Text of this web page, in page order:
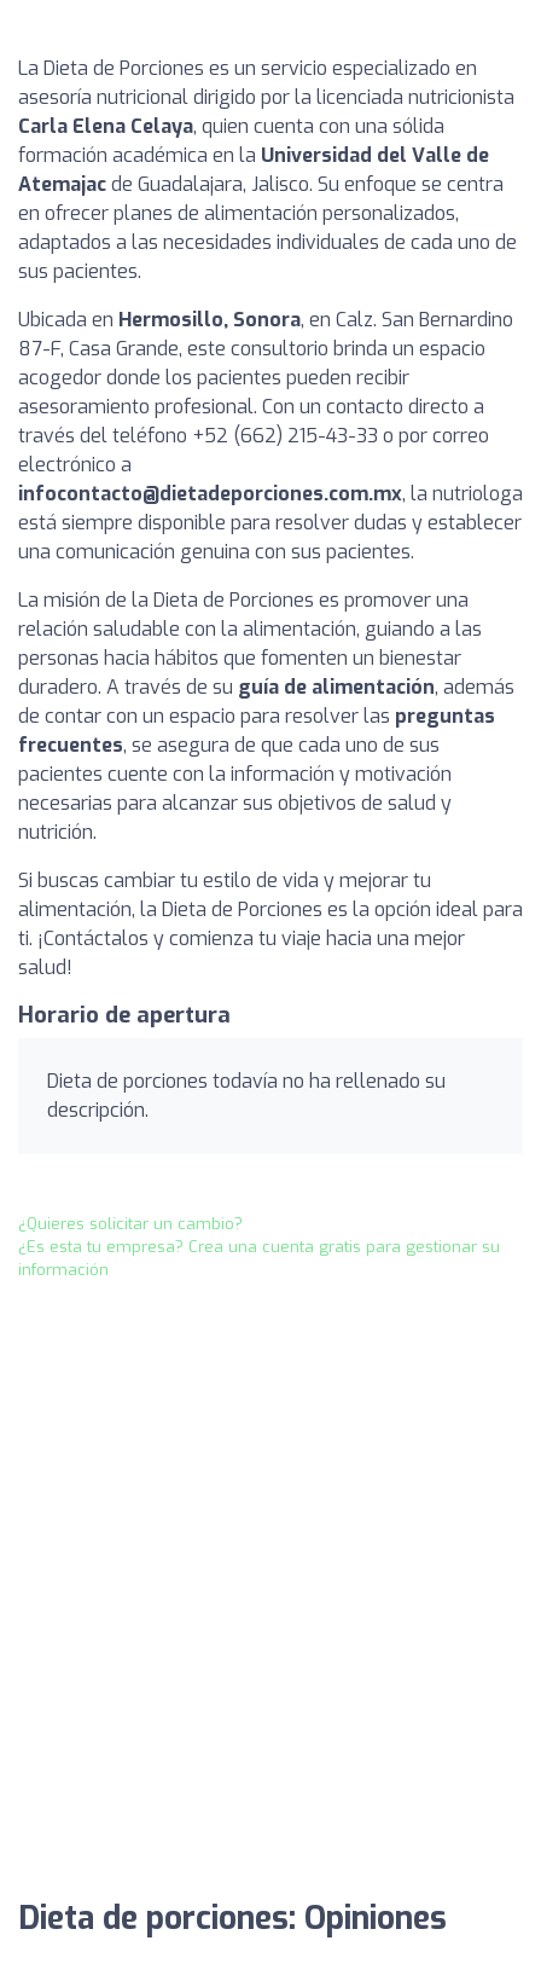
La Dieta de Porciones es un servicio especializado en
asesoría nutricional dirigido por la licenciada nutricionista
Carla Elena Celaya, quien cuenta con una sólida
formación académica en la Universidad del Valle de
Atemajacde Guadalajara, Jalisco. Su enfoque se centra
en ofrecer planes de alimentación personalizados,
adaptados a las necesidades individuales de cada uno de
sus pacientes.
Ubicada en Hermosillo, Sonora, en Calz. San Bernardino
87-F, Casa Grande, este consultorio brinda un espacio
acogedor donde los pacientes pueden recibir
asesoramiento profesional. Con un contacto directo a
través del teléfono +52 (662) 215-43-33 o por correo
electrónico a
infocontacto@dietadeporciones.com.mx, la nutriologa
está siempre disponible para resolver dudas y establecer
una comunicación genuina con sus pacientes.
La misión de la Dieta de Porciones es promover una
relación saludable con la alimentación, guiando a las
personas hacia hábitos que fomenten un bienestar
duradero. A través de su guía de alimentación, además
de contar con un espacio para resolver las preguntas
frecuentes, se asegura de que cada uno de sus
pacientes cuente con la información y motivación
necesarias para alcanzar sus objetivos de salud y
nutrición.
Si buscas cambiar tu estilo de vida y mejorar tu
alimentación, la Dieta de Porciones es la opción ideal para
ti. ¡Contáctalos y comienza tu viaje hacia una mejor
salud!
Horario de apertura
Dieta de porciones todavía no ha rellenado su
descripción.
¿Quieres solicitar un cambio?
¿Es esta tu empresa? Crea una cuenta gratis para gestionar su
información
Dieta de porciones: Opiniones